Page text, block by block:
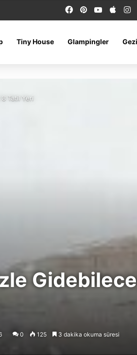
Facebook
PinterestYouTube
Apple
Tiny House Glampingler
8 Tatil Yeri
0 125 3 dakika okuma süresi